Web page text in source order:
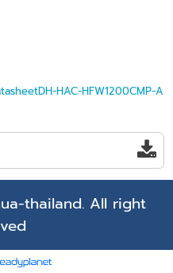
HAC-HFW1200CMP-A
thailand. All right